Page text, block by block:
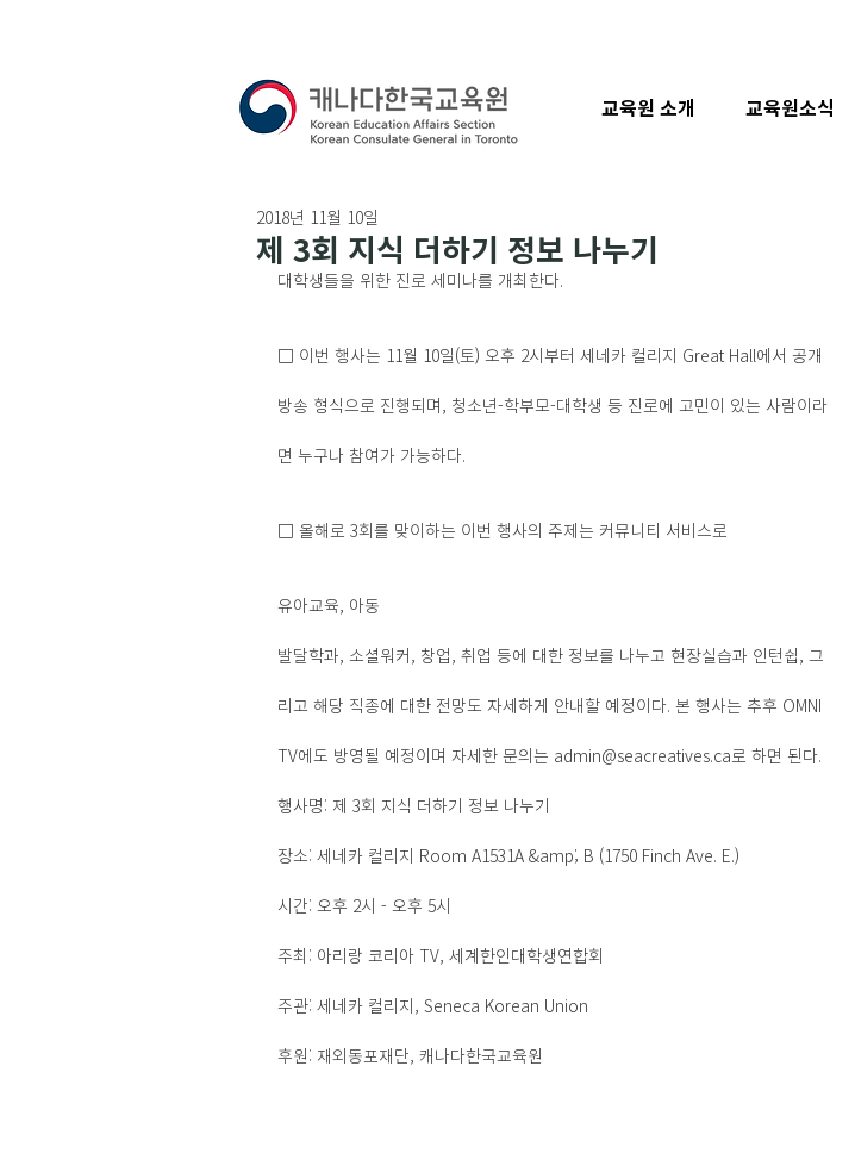
제 3회 지식 더하기 정보 나누기
2018년 11월 10일
대학생들을 위한 진로 세미나를 개최한다.
□ 이번 행사는 11월 10일(토) 오후 2시부터 세네카 컬리지 Great Hall에서 공개
방송 형식으로 진행되며, 청소년-학부모-대학생 등 진로에 고민이 있는 사람이라
면 누구나 참여가 가능하다.
□ 올해로 3회를 맞이하는 이번 행사의 주제는 커뮤니티 서비스로
유아교육, 아동
발달학과, 소셜워커, 창업, 취업 등에 대한 정보를 나누고 현장실습과 인턴쉽, 그
리고 해당 직종에 대한 전망도 자세하게 안내할 예정이다. 본 행사는 추후 OMNI
TV에도 방영될 예정이며 자세한 문의는 admin@seacreatives.ca로 하면 된다.
행사명: 제 3회 지식 더하기 정보 나누기
장소: 세네카 컬리지 Room A1531A &amp; B (1750 Finch Ave. E.)
시간: 오후 2시 - 오후 5시
주최: 아리랑 코리아 TV, 세계한인대학생연합회
주관: 세네카 컬리지, Seneca Korean Union
후원: 재외동포재단, 캐나다한국교육원
교육원 소개 교육원소식